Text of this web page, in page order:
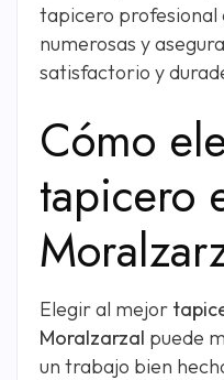
tapicero profesional
numerosas y
satisfactorio y
Cómo
tapicero
Elegir al mejor
Moralzarzal puede
un trabajo bien